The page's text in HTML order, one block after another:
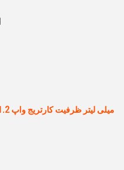
8 میلی لیتر ظرفیت کارتریج واپ 1.2 اوم مقاومت برای سازگاری قلم واپ